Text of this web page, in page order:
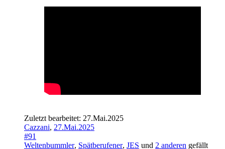
Zuletzt bearbeitet: 27.Mai.2025
Cazzani, 27.Mai.2025
#91
Weltenbummler, Spätberufener, JES und 2 anderen gefällt